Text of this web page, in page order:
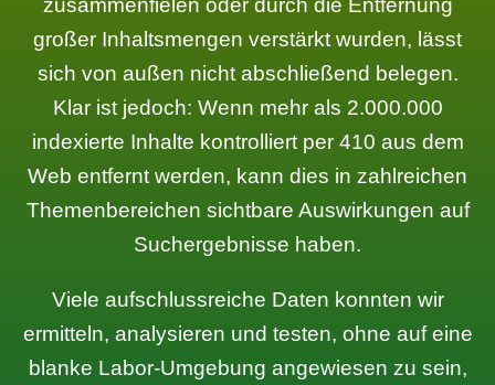
zusammenfielen oder durch die Entfernung
großer Inhaltsmengen verstärkt wurden, lässt
sich von außen nicht abschließend belegen.
Klar ist jedoch: Wenn mehr als 2.000.000
indexierte Inhalte kontrolliert per 410 aus dem
Web entfernt werden, kann dies in zahlreichen
Themenbereichen sichtbare Auswirkungen auf
Suchergebnisse haben.
Viele aufschlussreiche Daten konnten wir
ermitteln, analysieren und testen, ohne auf eine
blanke Labor-Umgebung angewiesen zu sein,